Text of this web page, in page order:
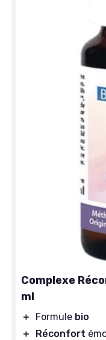
Complexe
ml
＋ Formule bio
＋
Réconfort